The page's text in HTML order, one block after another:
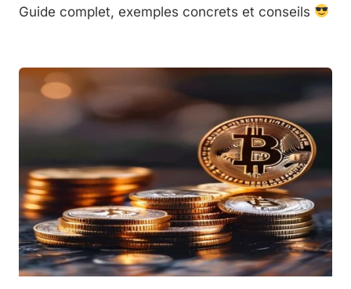
Guide complet, exemples concrets et conseils